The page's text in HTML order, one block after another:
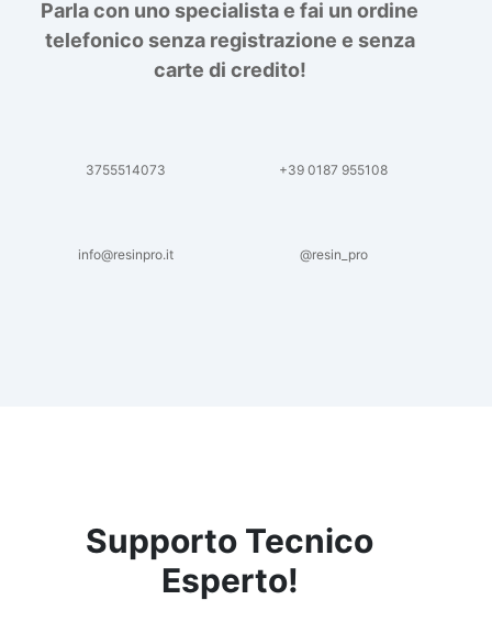
Parla con uno specialista e fai un ordine
telefonico senza registrazione e senza
carte di credito!
3755514073 +39 0187 955108
info@resinpro.it @resin_pro
Supporto Tecnico
Esperto!